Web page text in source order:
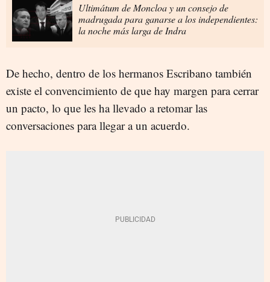
Ultimátum de Moncloa y un consejo de
madrugada para ganarse a los independientes:
la noche más larga de Indra
De hecho, dentro de los hermanos Escribano también
existe el convencimiento de que hay margen para cerrar
un pacto, lo que les ha llevado a retomar las
conversaciones para llegar a un acuerdo.